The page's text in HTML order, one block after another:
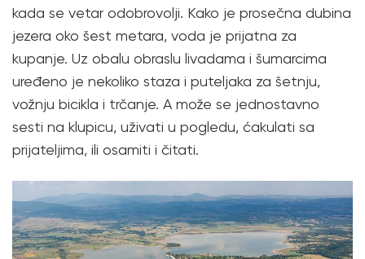
kada se vetar odobrovolji. Kako je prosečna dubina
jezera oko šest metara, voda je prijatna za
kupanje. Uz obalu obraslu livadama i šumarcima
uređeno je nekoliko staza i puteljaka za šetnju,
vožnju bicikla i trčanje. A može se jednostavno
sesti na klupicu, uživati u pogledu, ćakulati sa
prijateljima, ili osamiti i čitati.